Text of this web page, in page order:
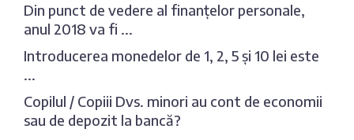
Din punct de vedere al finanțelor personale,
anul 2018 va fi ...
Introducerea monedelor de 1, 2, 5 și 10 lei este
...
Copilul / Copiii Dvs. minori au cont de economii
sau de depozit la bancă?